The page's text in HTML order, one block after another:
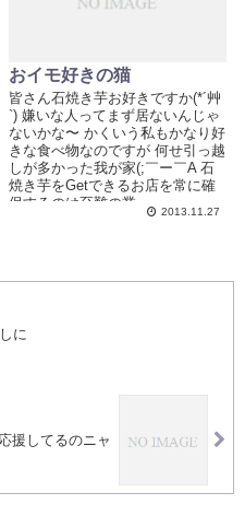
おイモ好きの猫
皆さん石焼き芋お好きですか(*´艸
`) 嫌いな人ってまず居ないんじゃ
ないかな〜 かくいう私もかなり好
きな食べ物なのですが 何せ引っ越
しが多かった我が家(;￣ー￣A 石
焼き芋をGetできるお店を常に確
保するのは至難の業 ...
2013.11.27
に
援してるのニャ